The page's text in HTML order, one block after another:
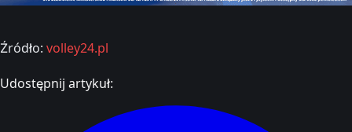
Źródło: volley24.pl
Udostępnij artykuł: